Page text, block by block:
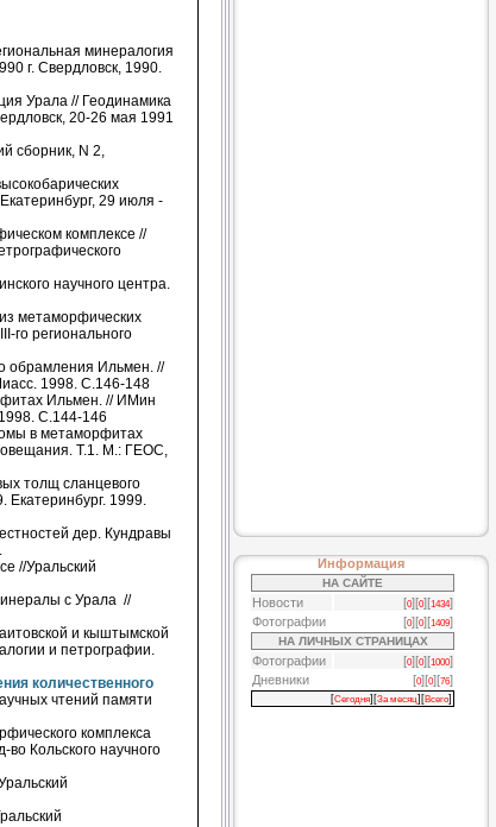
Информация
НА САЙТЕ
Новости [0][0][1434]
Фотографии
[0][0][1409]
НА ЛИЧНЫХ СТРАНИЦАХ
Фотографии [0][0][1000]
Дневники
[0][0][76]
[Сегодня][За месяц][Всего]
минералогия
г. Свердловск, 1990.
Урала // Геодинамика
20-26 мая 1991
сборник, N 2,
29 июля -
комплексе //
научного центра.
метаморфических
го регионального
обрамления Ильмен. //
1998. С.146-148
Ильмен. // ИМин
С.144-146
в метаморфитах
Т.1. М.: ГЕОС,
толщ сланцевого
Екатеринбург. 1999.
дер. Кундравы
//Уральский
с Урала //
и кыштымской
и петрографии.
количественного
чтений памяти
комплекса
Кольского научного